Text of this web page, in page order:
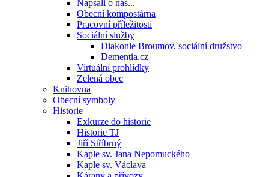
Napsali o nás...
Obecní kompostárna
Pracovní příležitosti
Sociální služby
Diakonie Broumov, sociální družstvo
Dementia.cz
Virtuální prohlídky
Zelená obec
Knihovna
Obecní symboly
Historie
Exkurze do historie
Historie TJ
Jiří Stříbrný
Kaple sv. Jana Nepomuckého
Kaple sv. Václava